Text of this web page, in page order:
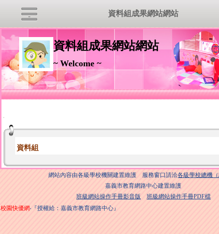
資料組成果網站網站
~ Welcome ~
:::
資料組
網站內容由各級學校機關建置維護 服務窗口請洽各級學校總機
嘉義市教育網路中心建置維護
班級網站操作手冊影音版
班級網站操作手冊PDF檔
校園快優網‧『授權給：嘉義市教育網路中心』
資料組成果網站網站